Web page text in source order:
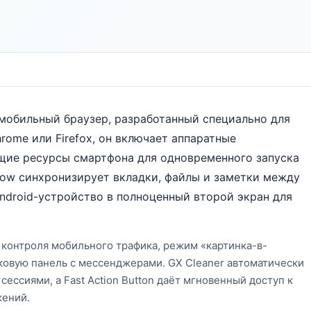
браузер, разработанный специально для
или Firefox, он включает аппаратные
ресурсы смартфона для одновременного запуска
синхронизирует вкладки, файлы и заметки между
устройство в полноценный второй экран для
мобильного трафика, режим «картинка-в-
панель с мессенджерами. GX Cleaner автоматически
а Fast Action Button даёт мгновенный доступ к